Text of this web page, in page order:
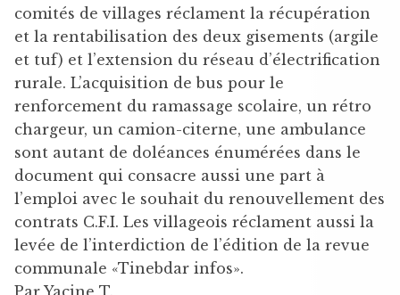
comités de villages réclament la récupération
et la rentabilisation des deux gisements (argile
et tuf) et l’extension du réseau d’électrification
rurale. L’acquisition de bus pour le
renforcement du ramassage scolaire, un rétro
chargeur, un camion-citerne, une ambulance
sont autant de doléances énumérées dans le
document qui consacre aussi une part à
l’emploi avec le souhait du renouvellement des
contrats C.F.I. Les villageois réclament aussi la
levée de l’interdiction de l’édition de la revue
communale «Tinebdar infos».
Par Yacine T.